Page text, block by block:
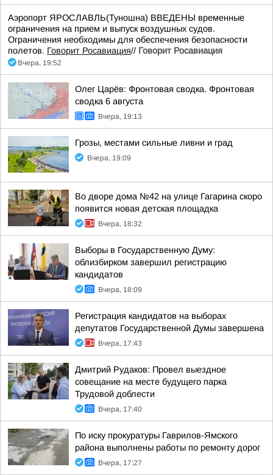
Аэропорт ЯРОСЛАВЛЬ(Туношна) ВВЕДЕНЫ временные
ограничения на прием и выпуск воздушных судов.
Ограничения необходимы для обеспечения безопасности
полетов. Говорит Росавиация// Говорит Росавиация
Вчера, 19:52
Олег Царёв: Фронтовая сводка. Фронтовая
сводка 6 августа
Вчера, 19:13
Грозы, местами сильные ливни и град
Вчера, 19:09
Во дворе дома №42 на улице Гагарина скоро
появится новая детская площадка
Вчера, 18:32
Выборы в Государственную Думу:
облизбирком завершил регистрацию
кандидатов
Вчера, 18:09
Регистрация кандидатов на выборах
депутатов Государственной Думы завершена
Вчера, 17:43
Дмитрий Рудаков: Провел выездное
совещание на месте будущего парка
Трудовой доблести
Вчера, 17:40
По иску прокуратуры Гаврилов-Ямского
района выполнены работы по ремонту дорог
Вчера, 17:27